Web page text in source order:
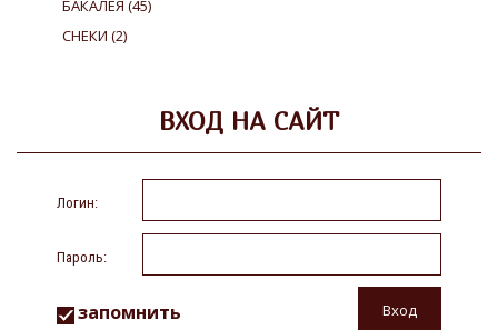
БАКАЛЕЯ (45)
СНЕКИ (2)
ВХОД НА САЙТ
Логин:
Пароль:
запомнить